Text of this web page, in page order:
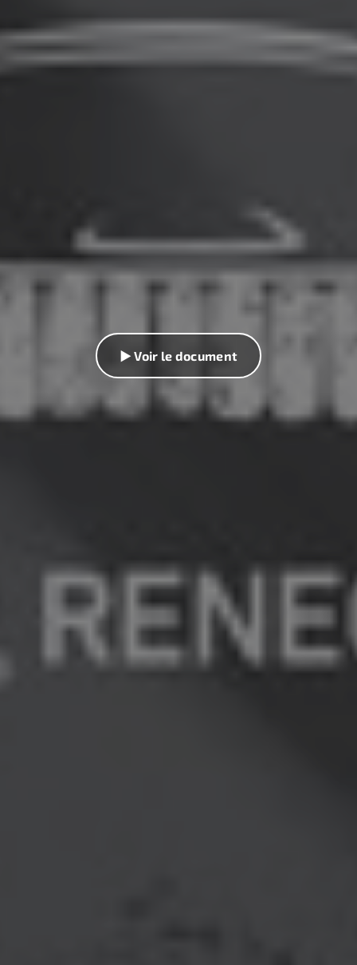
▶ Voir le document